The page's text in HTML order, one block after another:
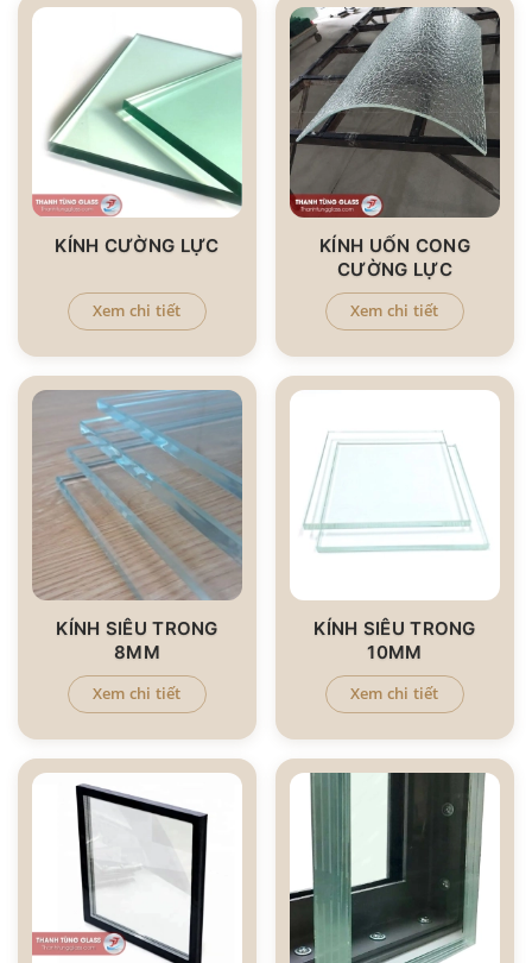
KÍNH CƯỜNG LỰC
Xem chi tiết
KÍNH UỐN CONG
CƯỜNG LỰC
Xem chi tiết
KÍNH SIÊU TRONG
8MM
Xem chi tiết
KÍNH SIÊU TRONG
10MM
Xem chi tiết